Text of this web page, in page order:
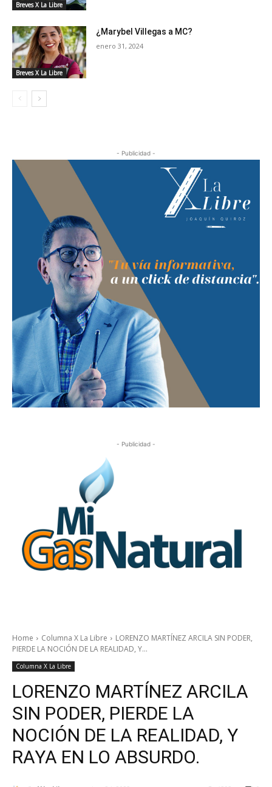
Breves X La Libre
Breves X La Libre
¿Marybel Villegas a MC?
enero 31, 2024
- Publicidad -
- Publicidad -